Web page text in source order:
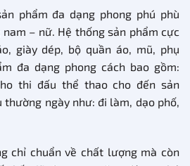
phẩm đa dạng phong phú phù
– nữ. Hệ thống sản phẩm cực
giày dép, bộ quần áo, mũ, phụ
đa dạng phong cách bao gồm:
thi đấu thể thao cho đến sản
thường ngày như: đi làm, dạo phố,
chỉ chuẩn về chất lượng mà còn